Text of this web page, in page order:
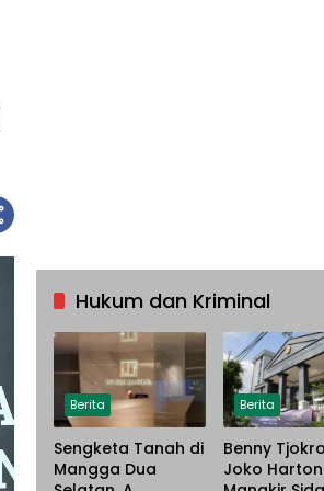
Hukum dan Kriminal
Berita
Sengketa Tanah di
Mangga Dua
Berita
Benny
Joko